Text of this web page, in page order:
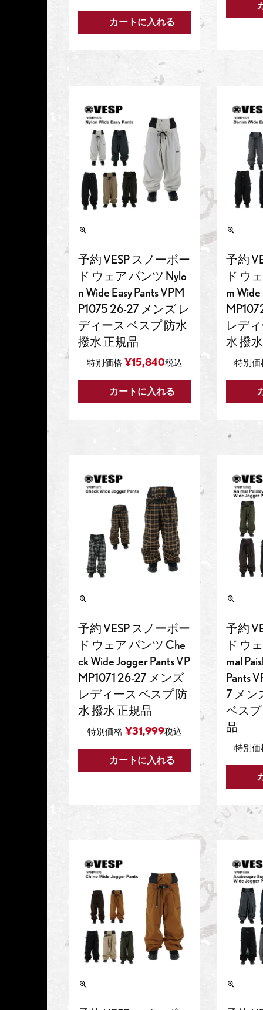
カートに入れる
予約 VESP スノーボー
ド ウェア パンツ Nylo
n Wide Easy Pants VPM
P1075 26-27 メンズ レ
ディース ベスプ 防水
撥水 正規品
特別価格 ¥15,840税込
カートに入れる
予約
ド ウ
m Wide
レデ
水 撥
特別価
予約 VESP スノーボー
ド ウェア パンツ Che
ck Wide Jogger Pants VP
MP1071 26-27 メンズ
レディース ベスプ 防
水 撥水 正規品
特別価格 ¥31,999税込
カートに入れる
予約
ド ウ
mal
Pants
7 メン
ベスプ
品
特別価